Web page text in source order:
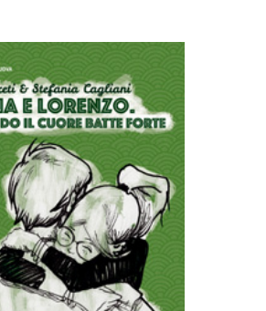
AGGIUNGI AL CARRELLO